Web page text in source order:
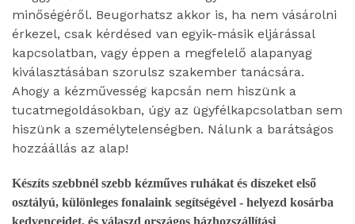
minőségéről. Beugorhatsz akkor is, ha nem vásárolni
érkezel, csak kérdésed van egyik-másik eljárással
kapcsolatban, vagy éppen a megfelelő alapanyag
kiválasztásában szorulsz szakember tanácsára.
Ahogy a kézművesség kapcsán nem hiszünk a
tucatmegoldásokban, úgy az ügyfélkapcsolatban sem
hiszünk a személytelenségben. Nálunk a barátságos
hozzáállás az alap!
Készíts szebbnél szebb kézműves ruhákat és díszeket első
osztályú, különleges fonalaink segítségével - helyezd kosárba
kedvenceidet, és válaszd országos házhozszállítási